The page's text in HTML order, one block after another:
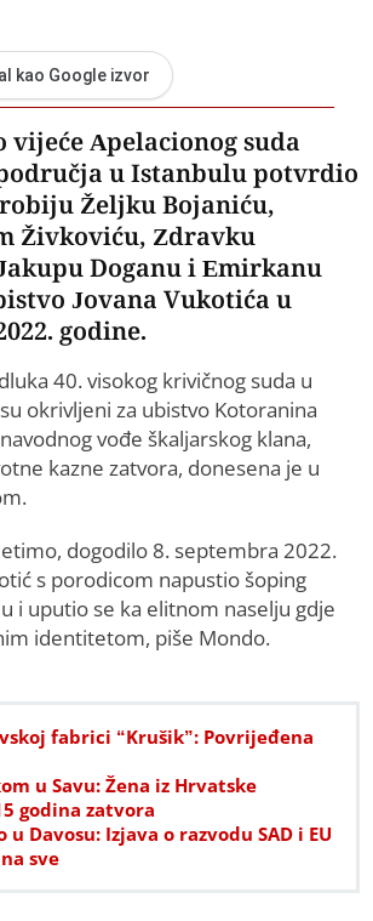
kao Google izvor
Apelacionog suda
u Istanbulu potvrdio
Željku Bojaniću,
Živkoviću, Zdravku
Doganu i Emirkanu
Jovana Vukotića u
godine.
40. visokog krivičnog suda u
okrivljeni za ubistvo Kotoranina
vođe škaljarskog klana,
kazne zatvora, donesena je u
dogodilo 8. septembra 2022.
s porodicom napustio šoping
i uputio se ka elitnom naselju gdje
identitetom, piše Mondo.
fabrici “Krušik”: Povrijeđena
u Savu: Žena iz Hrvatske
godina zatvora
Davosu: Izjava o razvodu SAD i EU
sve